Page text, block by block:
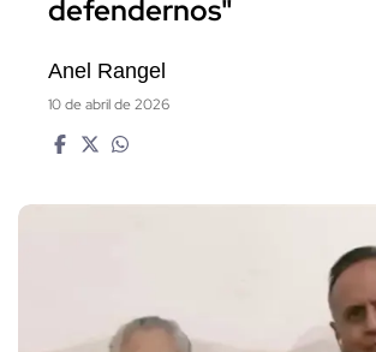
defendernos"
Anel Rangel
10 de abril de 2026